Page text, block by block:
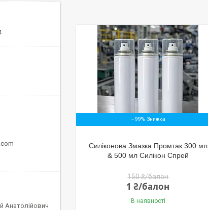
–99%
Силіконова Змазка Промтак 300 мл
& 500 мл Силікон Спрей
150 ₴/балон
1 ₴/балон
В наявності
Анатолійович